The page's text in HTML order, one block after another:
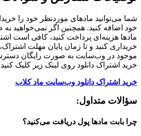
شما می‌توانید مادهای موردنظر خود را
خود اضافه کنید. همچنین اگر نمی‌خواهید
مادها هزینه‌ای پرداخت کنید، کافی است
خریداری کنید و تا زمان پایان مهلت
موجود در وب‌سایت به صورت رایگان
خرید اشتراک دانلود روی لینک زیر کلیک
خرید اشتراک دانلود وب‌سایت ماد کلاب
سؤالات متداول:
چرا بابت مادها پول دریافت می‌کنید؟